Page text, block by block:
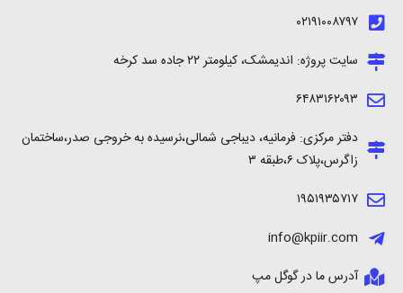
۰۲۱۹۱۰۰۸۷۹۷
سایت پروژه: اندیمشک، کیلومتر ۲۲ جاده سد کرخه
۶۴۸۳۱۶۲۰۹۳
دفتر مرکزی: فرمانیه، دیباجی شمالی،نرسیده به خروجی صدر،ساختمان
زاگرس،پلاک ۶،طبقه ۳
۱۹۵۱۹۳۵۷۱۷
info@kpiir.com
آدرس ما در گوگل مپ